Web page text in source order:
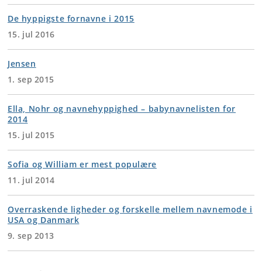
De hyppigste fornavne i 2015
15. jul 2016
Jensen
1. sep 2015
Ella, Nohr og navnehyppighed – babynavnelisten for
2014
15. jul 2015
Sofia og William er mest populære
11. jul 2014
Overraskende ligheder og forskelle mellem navnemode i
USA og Danmark
9. sep 2013